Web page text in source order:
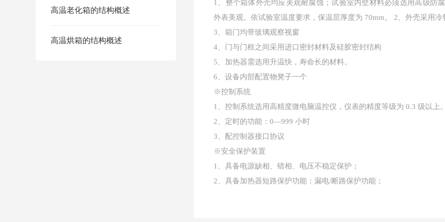
高温老化箱的结构概述
高温烘箱的结构概述
1、整个箱体外壳均应美观耐腐蚀；试验室内壁材料必须选用高级防
外表美观。依试验室温度要求，保温层厚度为 70mm。 2、外壳采用
3、箱门均带玻璃观察视窗
4、门与门框之间采用进口密封材料及硅胶密封结构
5、加热器需选用升温快，寿命长的材料。
6、设备内部配置物凳子一个
※控制系统
1、控制系统选用高精度微电脑温控仪，仪表的精度等级为 0.3 级以
2、定时的功能：0—999 小时
3、配控制器接口协议
※安全保护装置
1、具备电源缺相、错相、电压不稳定保护；
2、具备加热器短路保护功能；漏电/断路保护功能；